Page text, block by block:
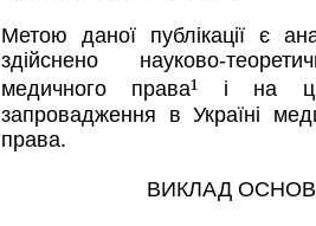
Метою даної публікації є
здійснено науково-
медичного права¹ і на
запровадження в Україні
права.
ВИКЛАД